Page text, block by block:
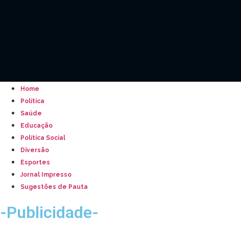
Home
Política
Saúde
Educação
Política Social
Diversão
Esportes
Jornal Impresso
Sugestões de Pauta
-Publicidade-